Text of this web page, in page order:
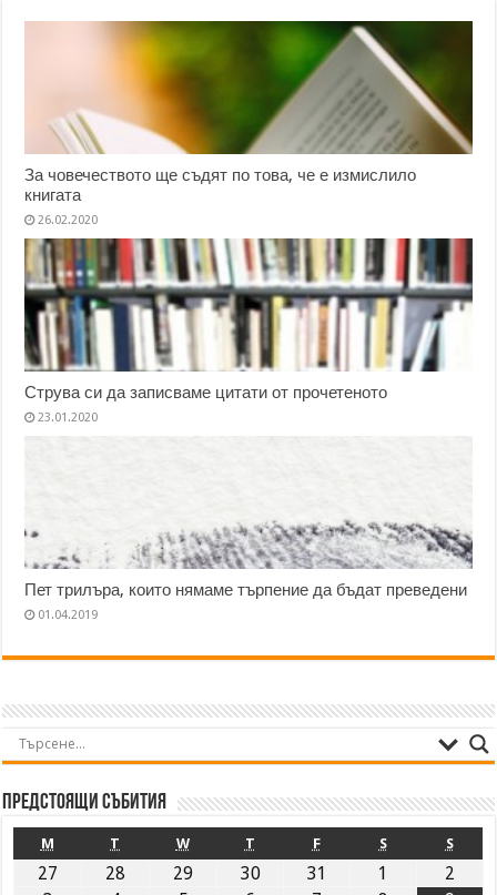
За човечеството ще съдят по това, че е измислило
книгата
26.02.2020
Струва си да записваме цитати от прочетеното
23.01.2020
Пет трилъра, които нямаме търпение да бъдат преведени
01.04.2019
Предстоящи събития
M T W T F S S
27 28 29 30 31 1
2